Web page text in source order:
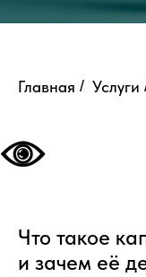
Главная / Услуги
Что такое
и зачем её